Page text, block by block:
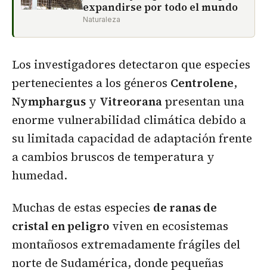
expandirse por todo el mundo
Naturaleza
Los investigadores detectaron que especies
pertenecientes a los géneros Centrolene,
Nymphargus y Vitreoranapresentan una
enorme vulnerabilidad climática debido a
su limitada capacidad de adaptación frente
a cambios bruscos de temperatura y
humedad.
Muchas de estas especies de ranas de
cristal en peligro viven en ecosistemas
montañosos extremadamente frágiles del
norte de Sudamérica, donde pequeñas